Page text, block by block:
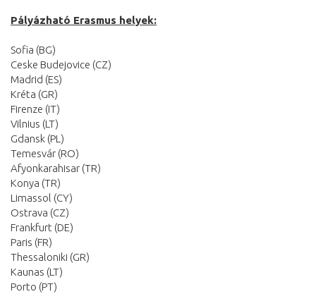
Pályázható Erasmus helyek:
Sofia (BG)
Ceske Budejovice (CZ)
Madrid (ES)
Kréta (GR)
Firenze (IT)
Vilnius (LT)
Gdansk (PL)
Temesvár (RO)
Afyonkarahisar (TR)
Konya (TR)
Limassol (CY)
Ostrava (CZ)
Frankfurt (DE)
Paris (FR)
Thessaloniki (GR)
Kaunas (LT)
Porto (PT)